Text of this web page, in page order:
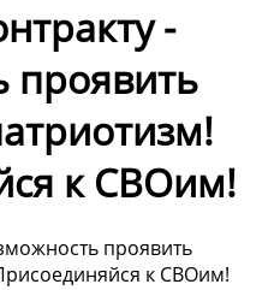
-
проявить
к СВОим!
проявить
к СВОим!